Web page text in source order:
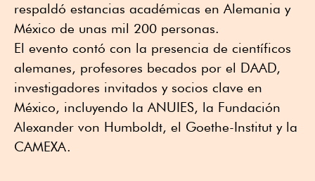
respaldó estancias académicas en Alemania y
México de unas mil 200 personas.
El evento contó con la presencia de científicos
alemanes, profesores becados por el DAAD,
investigadores invitados y socios clave en
México, incluyendo la ANUIES, la Fundación
Alexander von Humboldt, el Goethe-Institut y la
CAMEXA.